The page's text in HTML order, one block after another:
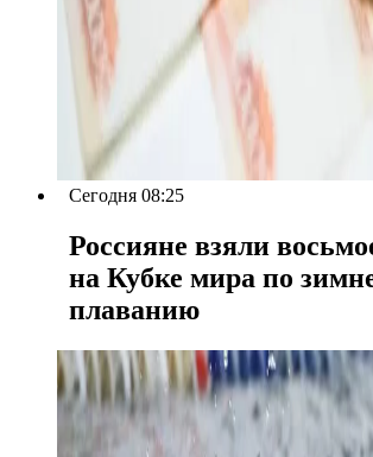
Сегодня 08:25
Россияне взяли
на Кубке мира по
плаванию